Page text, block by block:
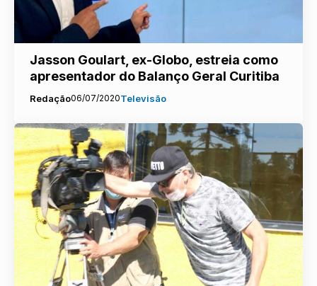
Jasson Goulart, ex-Globo, estreia como
apresentador do Balanço Geral Curitiba
Redação06/07/2020Televisão